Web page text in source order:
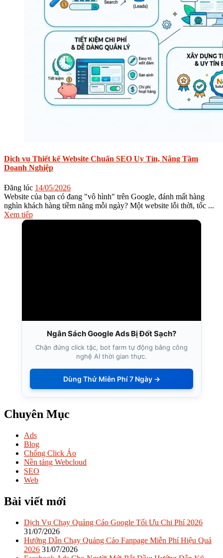
Dịch vụ Thiết kế Website Chuẩn SEO Uy Tín, Nâng Tầm
Doanh Nghiệp
Đăng lúc 14/05/2026
Website của bạn có đang "vô hình" trên Google, đánh mất hàng
nghìn khách hàng tiềm năng mỗi ngày? Một website lỗi thời, tốc ...
Xem tiếp
Ngân Sách Google Ads Bị Đốt Sạch?
Chặn đứng click tặc, bot farm tự động bằng công
nghệ AI thời gian thực.
Dùng Thử Miễn Phí 7 Ngày →
Chuyên Mục
Ads
Blog
Chống Click Ảo
Nền tảng Webcloud
SEO
Web
Bài viết mới
Dịch Vụ Chạy Quảng Cáo Google Tối Ưu Chi Phí 2026
31/07/2026
Hướng Dẫn Chạy Quảng Cáo Fanpage Miễn Phí Hiệu Quả
2026 31/07/2026